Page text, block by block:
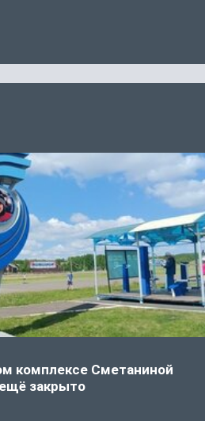
комплексе Сметаниной
закрыто